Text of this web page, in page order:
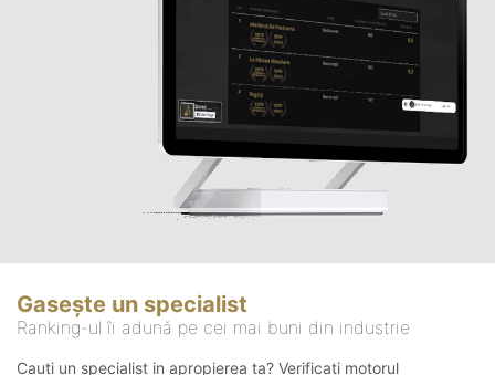
Gasește un specialist
Ranking-ul îi adună pe cei mai buni din industrie
Cauți un specialist in apropierea ta? Verificați motorul